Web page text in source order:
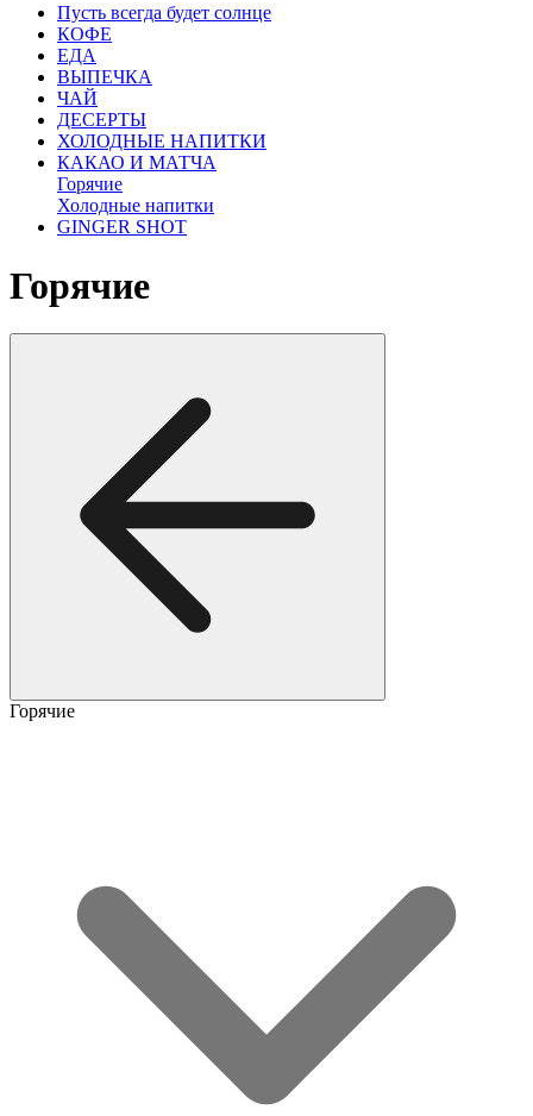
Пусть всегда будет солнце
КОФЕ
ЕДА
ВЫПЕЧКА
ЧАЙ
ДЕСЕРТЫ
ХОЛОДНЫЕ НАПИТКИ
КАКАО И МАТЧА
Горячие
Холодные напитки
GINGER SHOT
Горячие
Горячие